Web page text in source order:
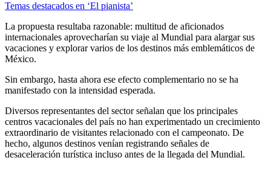
Temas destacados en ‘El pianista’
La propuesta resultaba razonable: multitud de aficionados
internacionales aprovecharían su viaje al Mundial para alargar sus
vacaciones y explorar varios de los destinos más emblemáticos de
México.
Sin embargo, hasta ahora ese efecto complementario no se ha
manifestado con la intensidad esperada.
Diversos representantes del sector señalan que los principales
centros vacacionales del país no han experimentado un crecimiento
extraordinario de visitantes relacionado con el campeonato. De
hecho, algunos destinos venían registrando señales de
desaceleración turística incluso antes de la llegada del Mundial.